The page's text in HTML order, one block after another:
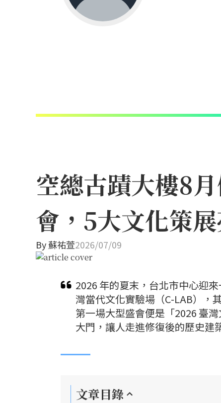
空總古蹟大樓8
會，5大文化策
By蘇祐萱2026/07/09
2026 年的夏末，台北市中心迎
灣當代文化實驗場（C-LAB），
第一場大型盛會便是「2026 臺
大門，讓人走進修復後的歷史建
文章目錄